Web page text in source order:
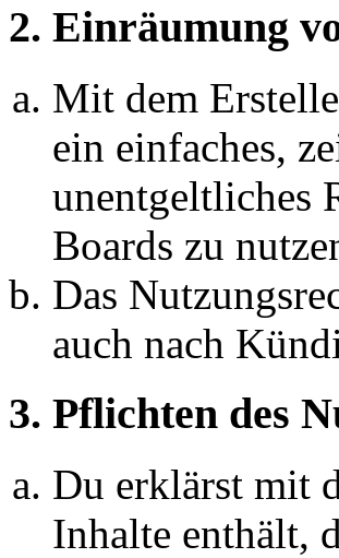
2. Einräumung
Mit dem
ein einfaches,
unentgeltliches
Boards zu
Das
auch nach
3. Pflichten des
Du erklärst mit
Inhalte enthält,